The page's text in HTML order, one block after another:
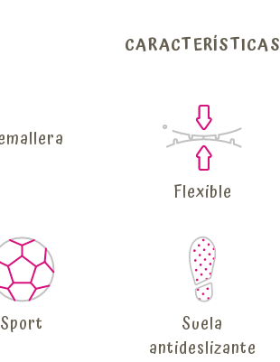
CARACTERÍSTICAS
Flexible
Sport
Suela
antideslizante